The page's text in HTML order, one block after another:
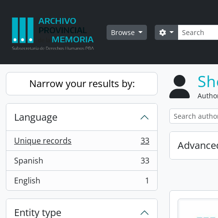
Browse Search
Search options
Narrow your results by:
Language
Unique records
, 33 results
33
Spanish
, 33 results
33
English
, 1 results 1
Entity type